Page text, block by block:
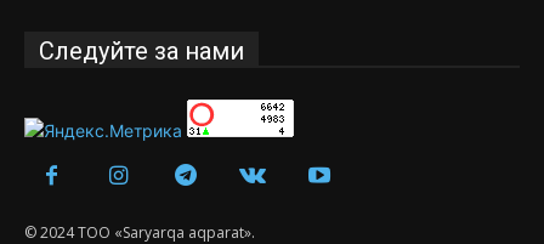
Следуйте за нами
© 2024 ТОО «Saryarqa aqparat».